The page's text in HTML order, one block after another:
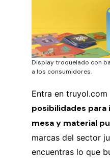
Display troquelado con
a los consumidores.
Entra en
posibilidades
mesa y material
marcas del sector
encuentras lo que